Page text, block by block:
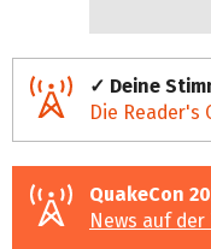
✓ Deine
Die Reader's
QuakeCon
News auf